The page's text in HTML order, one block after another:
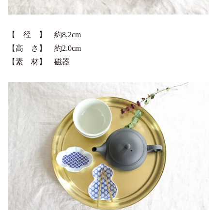
【 径 】 約8.2cm
【高 さ】 約2.0cm
【素 材】 磁器